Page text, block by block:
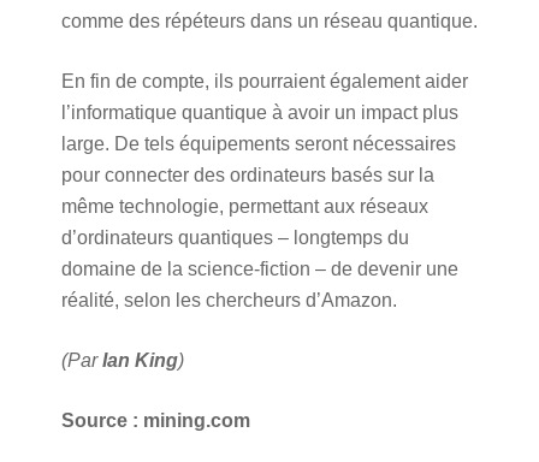
comme des répéteurs dans un réseau quantique.
En fin de compte, ils pourraient également aider
l’informatique quantique à avoir un impact plus
large. De tels équipements seront nécessaires
pour connecter des ordinateurs basés sur la
même technologie, permettant aux réseaux
d’ordinateurs quantiques – longtemps du
domaine de la science-fiction – de devenir une
réalité, selon les chercheurs d’Amazon.
(ParIan King)
Source : mining.com